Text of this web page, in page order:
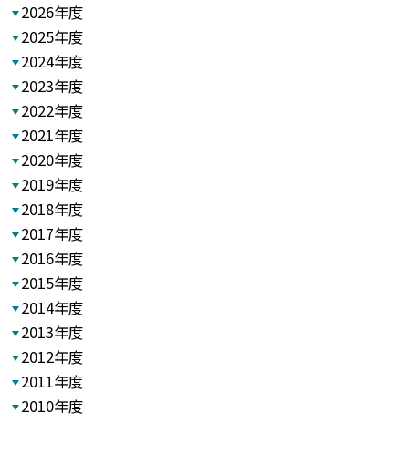
2026年度
2025年度
2024年度
2023年度
2022年度
2021年度
2020年度
2019年度
2018年度
2017年度
2016年度
2015年度
2014年度
2013年度
2012年度
2011年度
2010年度